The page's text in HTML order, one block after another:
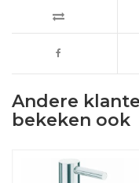
Andere
bekeken ook